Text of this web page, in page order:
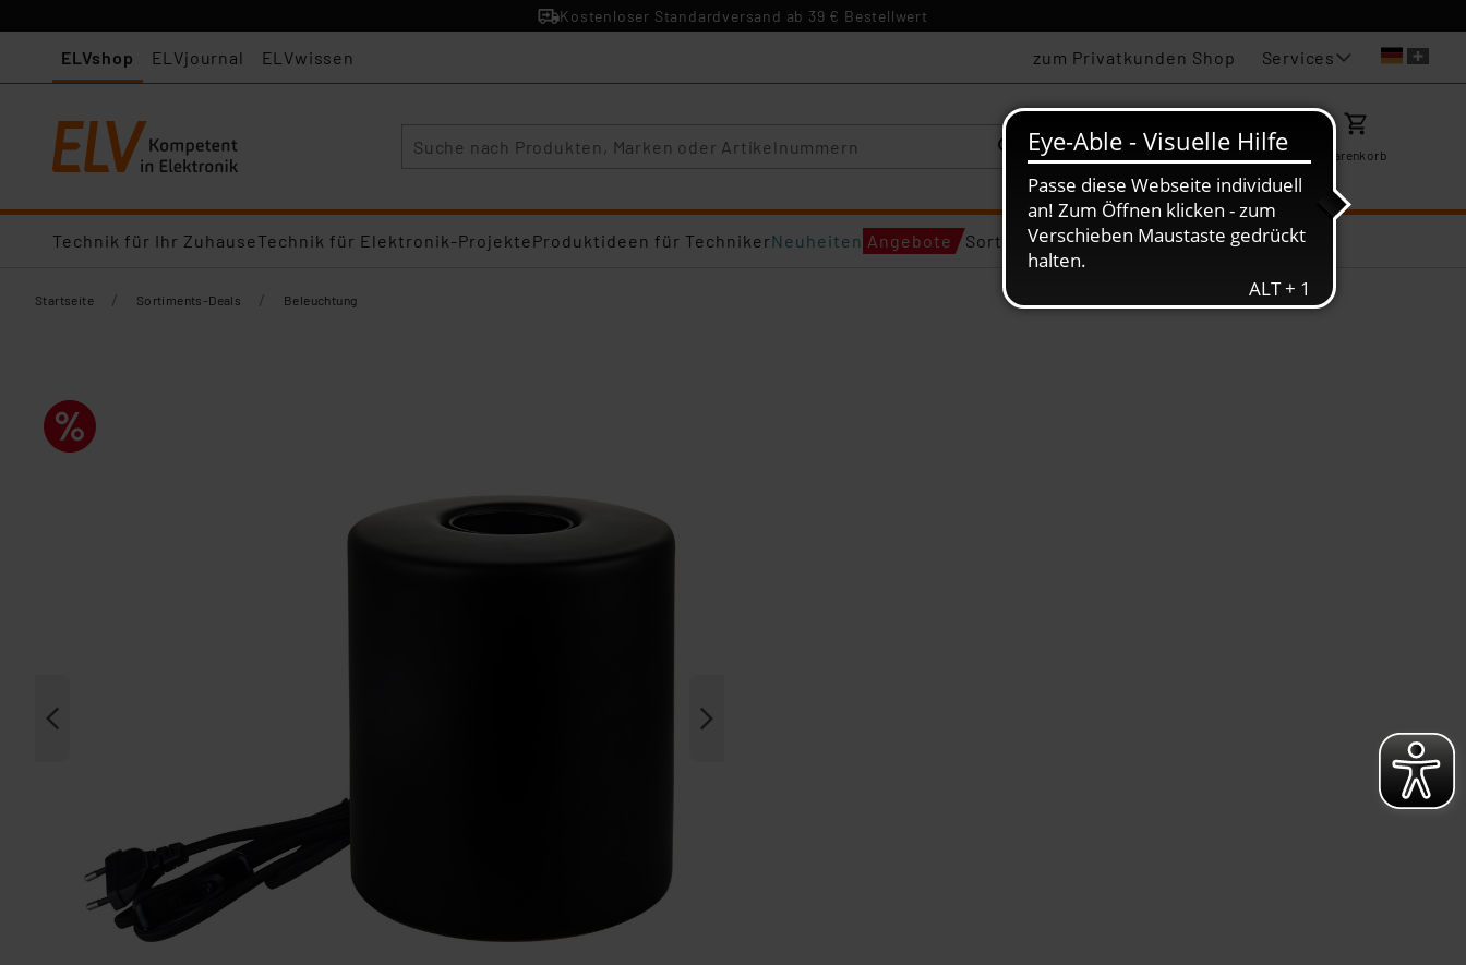
Kostenloser Standardversand ab 39 € Bestellwert
ELVshop ELVjournal ELVwissen zum Privatkunden Shop Services
KarriereMein ELV Merkzettel Warenkorb
Technik für Ihr ZuhauseTechnik für Elektronik-ProjekteProduktideen für TechnikerNeuheiten Angebote Sortiments-Deals
Startseite / Sortiments-Deals / Beleuchtung​